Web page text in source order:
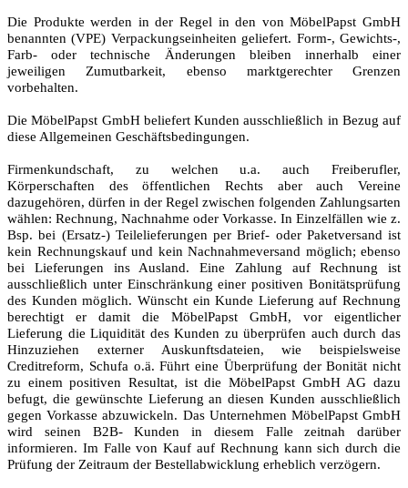
Die Produkte werden in der Regel in den von MöbelPapst GmbH
benannten (VPE) Verpackungseinheiten geliefert. Form-, Gewichts-,
Farb- oder technische Änderungen bleiben innerhalb einer
jeweiligen Zumutbarkeit, ebenso marktgerechter Grenzen
vorbehalten.
Die MöbelPapst GmbH beliefert Kunden ausschließlich in Bezug auf
diese Allgemeinen Geschäftsbedingungen.
Firmenkundschaft, zu welchen u.a. auch Freiberufler,
Körperschaften des öffentlichen Rechts aber auch Vereine
dazugehören, dürfen in der Regel zwischen folgenden Zahlungsarten
wählen: Rechnung, Nachnahme oder Vorkasse. In Einzelfällen wie z.
Bsp. bei (Ersatz-) Teilelieferungen per Brief- oder Paketversand ist
kein Rechnungskauf und kein Nachnahmeversand möglich; ebenso
bei Lieferungen ins Ausland. Eine Zahlung auf Rechnung ist
ausschließlich unter Einschränkung einer positiven Bonitätsprüfung
des Kunden möglich. Wünscht ein Kunde Lieferung auf Rechnung
berechtigt er damit die MöbelPapst GmbH, vor eigentlicher
Lieferung die Liquidität des Kunden zu überprüfen auch durch das
Hinzuziehen externer Auskunftsdateien, wie beispielsweise
Creditreform, Schufa o.ä. Führt eine Überprüfung der Bonität nicht
zu einem positiven Resultat, ist die MöbelPapst GmbH AG dazu
befugt, die gewünschte Lieferung an diesen Kunden ausschließlich
gegen Vorkasse abzuwickeln. Das Unternehmen MöbelPapst GmbH
wird seinen B2B- Kunden in diesem Falle zeitnah darüber
informieren. Im Falle von Kauf auf Rechnung kann sich durch die
Prüfung der Zeitraum der Bestellabwicklung erheblich verzögern.